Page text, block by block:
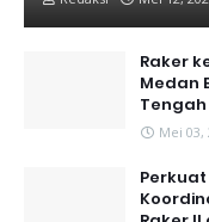
Raker
Medan
Mei 03,